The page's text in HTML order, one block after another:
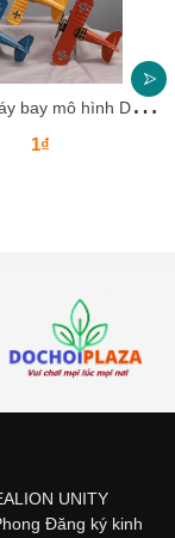
Đ
ồ chơi máy bay mô hình DCMBKB09 Dochoikinhbac Giải trí siêu vui dành cho trẻ em
1₫
UNITY
Đăng ký kinh